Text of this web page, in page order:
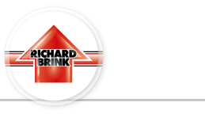
Direkt
Inhalt